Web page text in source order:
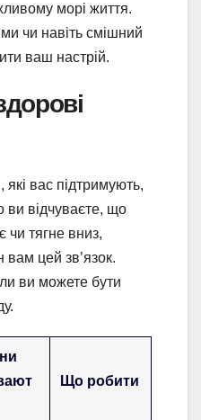
морі життя.
чи навіть смішний
ваш настрій.
вас підтримують,
відчуваєте, що
чи тягне вниз,
вам цей зв’язок.
ви можете бути
Що робити